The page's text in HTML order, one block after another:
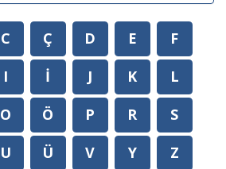
C Ç D E
F
I İ J K
L
O Ö P R
S
U Ü V Y Z